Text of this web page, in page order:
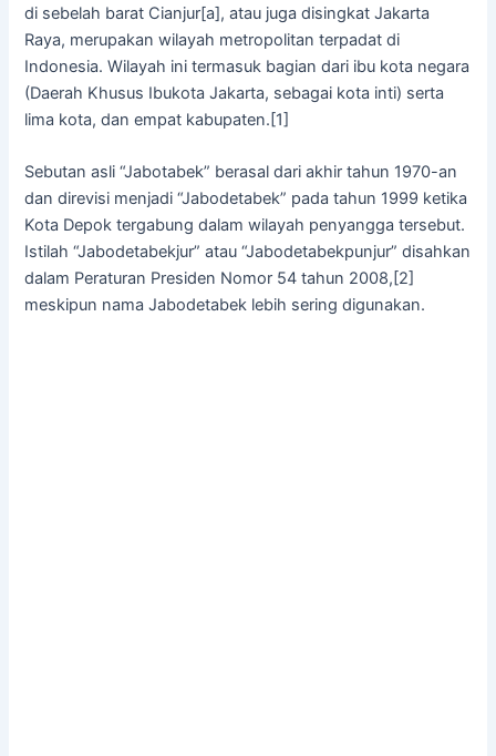
di sebelah barat Cianjur[a], atau juga disingkat Jakarta
Raya, merupakan wilayah metropolitan terpadat di
Indonesia. Wilayah ini termasuk bagian dari ibu kota negara
(Daerah Khusus Ibukota Jakarta, sebagai kota inti) serta
lima kota, dan empat kabupaten.[1]
Sebutan asli “Jabotabek” berasal dari akhir tahun 1970-an
dan direvisi menjadi “Jabodetabek” pada tahun 1999 ketika
Kota Depok tergabung dalam wilayah penyangga tersebut.
Istilah “Jabodetabekjur” atau “Jabodetabekpunjur” disahkan
dalam Peraturan Presiden Nomor 54 tahun 2008,[2]
meskipun nama Jabodetabek lebih sering digunakan.